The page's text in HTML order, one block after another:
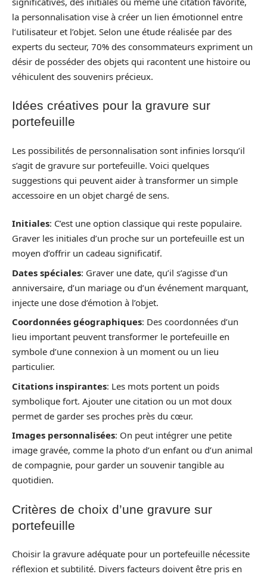
la personnalisation vise à créer un lien émotionnel entre
l’utilisateur et l’objet. Selon une étude réalisée par des
experts du secteur, 70% des consommateurs expriment un
désir de posséder des objets qui racontent une histoire ou
véhiculent des souvenirs précieux.
Idées créatives pour la gravure sur
portefeuille
Les possibilités de personnalisation sont infinies lorsqu’il
s’agit de gravure sur portefeuille. Voici quelques
suggestions qui peuvent aider à transformer un simple
accessoire en un objet chargé de sens.
Initiales: C’est une option classique qui reste populaire.
Graver les initiales d’un proche sur un portefeuille est un
moyen d’offrir un cadeau significatif.
Dates spéciales: Graver une date, qu’il s’agisse d’un
anniversaire, d’un mariage ou d’un événement marquant,
injecte une dose d’émotion à l’objet.
Coordonnées géographiques: Des coordonnées d’un
lieu important peuvent transformer le portefeuille en
symbole d’une connexion à un moment ou un lieu
particulier.
Citations inspirantes: Les mots portent un poids
symbolique fort. Ajouter une citation ou un mot doux
permet de garder ses proches près du cœur.
Images personnalisées: On peut intégrer une petite
image gravée, comme la photo d’un enfant ou d’un animal
de compagnie, pour garder un souvenir tangible au
quotidien.
Critères de choix d’une gravure sur
portefeuille
Choisir la gravure adéquate pour un portefeuille nécessite
réflexion et subtilité. Divers facteurs doivent être pris en